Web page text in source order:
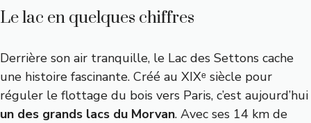
Le lac en quelques chiffres
Derrière son air tranquille, le Lac des Settons cache
une histoire fascinante. Créé au XIXᵉ siècle pour
réguler le flottage du bois vers Paris, c’est aujourd’hui
un des grands lacs du Morvan. Avec ses 14 km de